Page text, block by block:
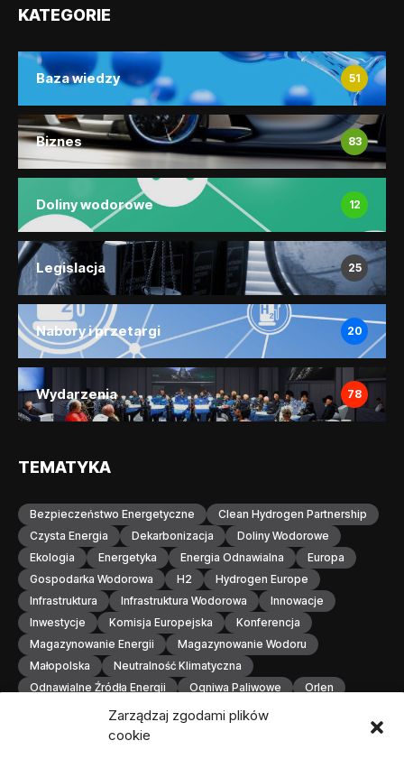
Zarządzaj zgodami plików
cookie
KATEGORIE
Baza wiedzy 51
Biznes 83
Doliny wodorowe 12
Legislacja 25
Nabory i przetargi 20
Wydarzenia 78
TEMATYKA
Bezpieczeństwo Energetyczne
Clean Hydrogen Partnership
Czysta Energia
Dekarbonizacja
Doliny Wodorowe
Ekologia
Energetyka Energia Odnawialna
Europa
Gospodarka Wodorowa
H2
Hydrogen Europe
Infrastruktura
Infrastruktura Wodorowa
Innowacje
Inwestycje
Komisja Europejska
Konferencja
Magazynowanie Energii
Magazynowanie Wodoru
Małopolska
Neutralność Klimatyczna
Odnawialne Źródła Energii
Ogniwa Paliwowe
Orlen
Polska Produkcja Wodoru
Przemysł
Przemysł Wodorowy